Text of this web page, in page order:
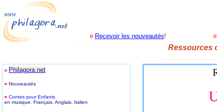
¤ Recevoir les nouveautés!
Ressources
¤ Philagora.net
¤ Nouveautés
¤ Contes pour Enfants
en musique. Français, Anglais, Italien